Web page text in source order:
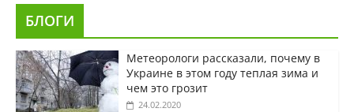
БЛОГИ
Метеорологи рассказали, почему в
Украине в этом году теплая зима и
чем это грозит
24.02.2020